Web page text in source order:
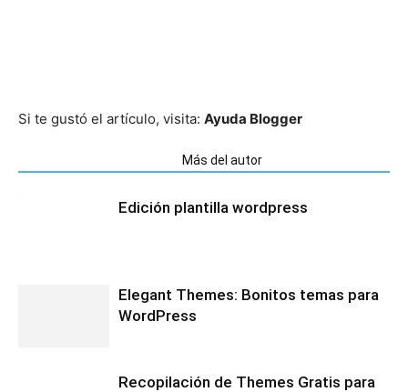
Si te gustó el artículo, visita: Ayuda Blogger
Más del autor
Edición plantilla wordpress
Elegant Themes: Bonitos temas para
WordPress
Recopilación de Themes Gratis para